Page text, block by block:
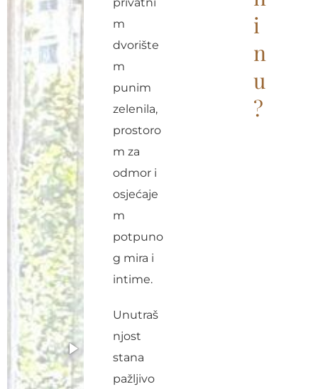
m
dvorište
m
punim
zelenila,
prostoro
m za
odmor i
osjećaje
m
potpuno
g mira i
intime.
Unutraš
njost
stana
pažljivo
i
n
u
?